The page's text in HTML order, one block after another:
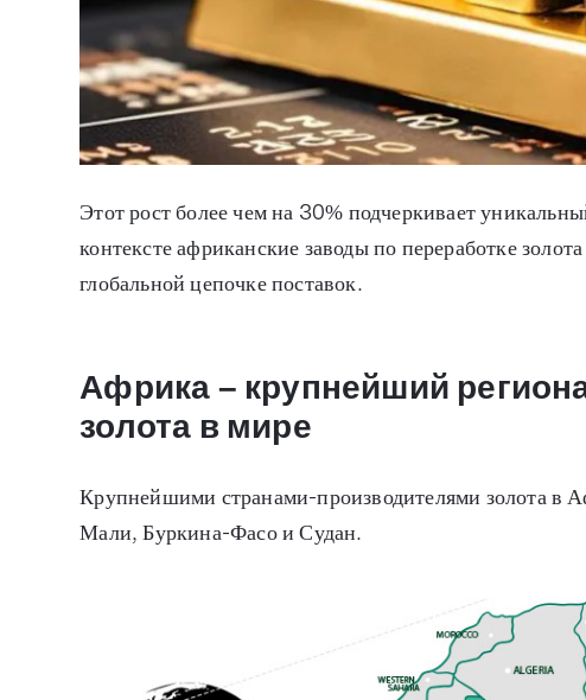
Этот рост более чем на 30% подчеркивает
контексте африканские заводы по переработке
глобальной цепочке поставок.
Африка – крупнейший
золота в мире
Крупнейшими странами-производителями золота в
Мали, Буркина-Фасо и Судан.